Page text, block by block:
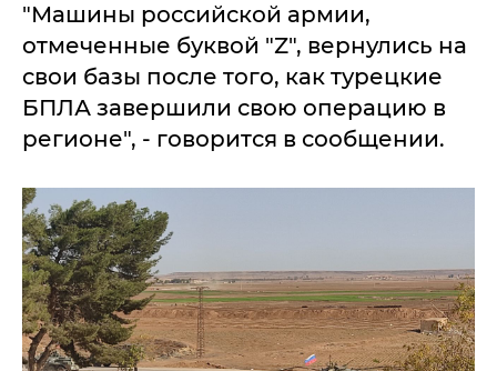
"Машины российской армии,
отмеченные буквой "Z", вернулись на
свои базы после того, как турецкие
БПЛА завершили свою операцию в
регионе", - говорится в сообщении.